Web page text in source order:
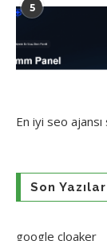
5
En iyi seo ajansı
Son Yazılar
google cloaker